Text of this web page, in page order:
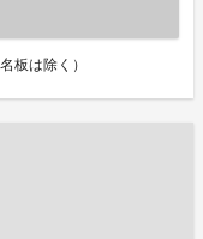
板は除く）